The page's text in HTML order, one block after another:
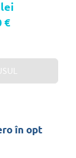
lei
€
în opt